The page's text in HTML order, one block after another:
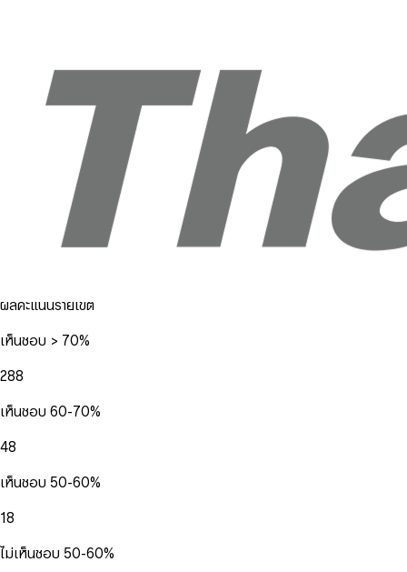
ผลคะแนนรายเขต
เห็นชอบ > 70%
288
เห็นชอบ 60-70%
48
เห็นชอบ 50-60%
18
ไม่เห็นชอบ 50-60%